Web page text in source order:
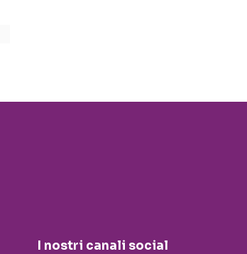
I nostri canali social